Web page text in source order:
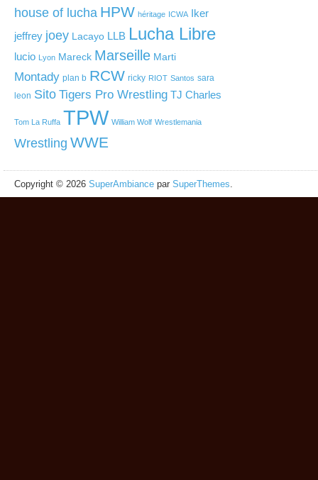
house of lucha HPW héritage ICWA Iker
jeffrey joey Lacayo LLB Lucha Libre
lucio Lyon Mareck Marseille Marti
Montady plan b RCW ricky RIOT Santos sara
leon Sito Tigers Pro Wrestling TJ Charles
Tom La Ruffa TPW William Wolf Wrestlemania
Wrestling WWE
Copyright © 2026 SuperAmbiance par SuperThemes